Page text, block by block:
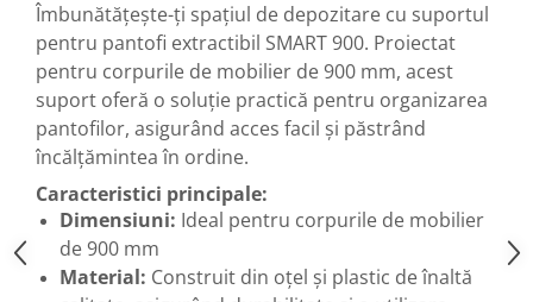
Îmbunătățește-ți spațiul de depozitare cu suportul
pentru pantofi extractibil SMART 900. Proiectat
pentru corpurile de mobilier de 900 mm, acest
suport oferă o soluție practică pentru organizarea
pantofilor, asigurând acces facil și păstrând
încălțămintea în ordine.
Caracteristici principale:
Dimensiuni: Ideal pentru corpurile de mobilier
de 900 mm
Material: Construit din oțel și plastic de înaltă